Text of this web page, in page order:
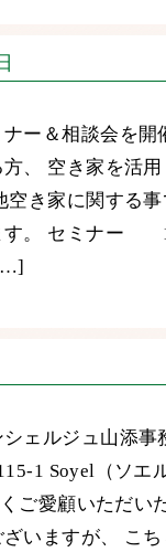
ー＆相談会を
方、 空き家を活
空き家に関する
す。 セミナー
ェルジュ山添
1 Soyel（ソエ
ご愛顧いただい
ざいますが、 こ